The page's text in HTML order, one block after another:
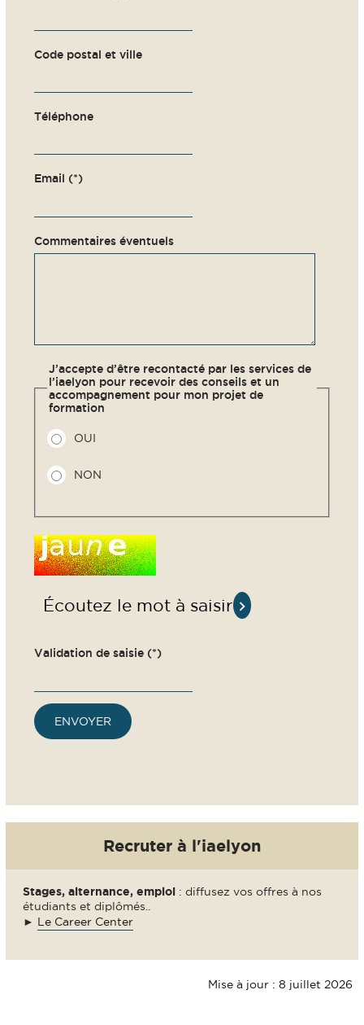
Code postal et ville
Téléphone
Email (*)
Commentaires éventuels
J’accepte d’être recontacté par les services de
l’iaelyon pour recevoir des conseils et un
accompagnement pour mon projet de
formation
OUI
NON
Champ pour les
robots. Si vous
êtes humains,
merci de le
Écoutez le mot à saisir
Validation de saisie (*)
Recruter à l'iaelyon
Stages, alternance, emploi : diffusez vos offres à nos
étudiants et diplômés..
► Le Career Center
Mise à jour : 8 juillet 2026